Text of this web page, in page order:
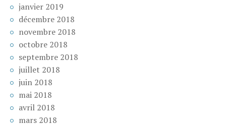
janvier 2019
décembre 2018
novembre 2018
octobre 2018
septembre 2018
juillet 2018
juin 2018
mai 2018
avril 2018
mars 2018